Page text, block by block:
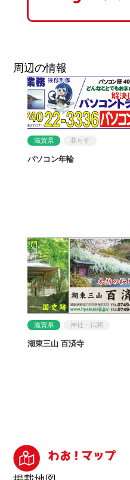
周辺の情報
滋賀県 暮らす
パソコン年輪
滋賀県 神社・仏閣
湖東三山 百済寺